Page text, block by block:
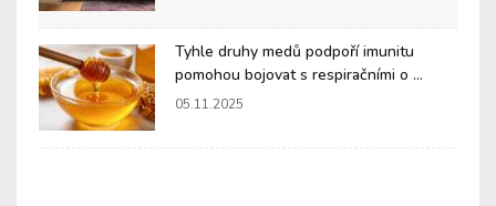
Tyhle druhy medů podpoří imunitu
pomohou bojovat s respiračními o ...
05.11.2025